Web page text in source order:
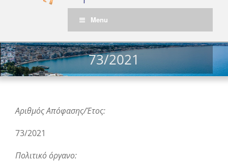
Menu
73/2021
Αριθμός Απόφασης/Έτος:
73/2021
Πολιτικό όργανο: